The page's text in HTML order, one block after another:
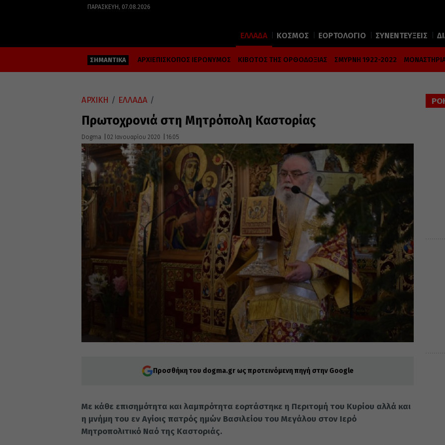
ΠΑΡΑΣΚΕΥΉ, 07.08.2026
ΕΛΛΑΔΑ ΚΟΣΜΟΣ ΕΟΡΤΟΛΟΓΙΟ ΣΥΝΕΝΤΕΥΞΕΙΣ
ΣΗΜΑΝΤΙΚΑ ΑΡΧΙΕΠΙΣΚΟΠΟΣ ΙΕΡΩΝΥΜΟΣ ΚΙΒΩΤΟΣ ΤΗΣ ΟΡΘΟΔΟΞΙΑΣ ΣΜΥΡΝΗ 1922-2022
ΑΡΧΙΚΗ / ΕΛΛΑΔΑ /
Πρωτοχρονιά στη Μητρόπολη Καστορίας
Dogma 02 Ιανουαρίου 2020 16:05
Προσθήκη του dogma.gr ως προτεινόμενη πηγή στην Google
Με κάθε επισημότητα και λαμπρότητα εορτάστηκε η Περιτομή του Κυρίου αλλά και
η μνήμη του εν Αγίοις πατρός ημών Βασιλείου του Μεγάλου στον Ιερό
Μητροπολιτικό Ναό της Καστοριάς.